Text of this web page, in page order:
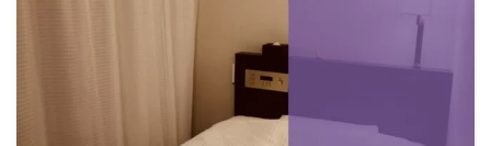
ランニングギア・装備